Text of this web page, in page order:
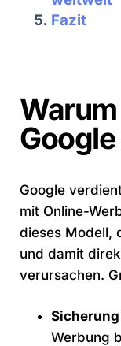
Fazit
Google
mit Online-
dieses Modell,
und damit
verursachen.
Werbung